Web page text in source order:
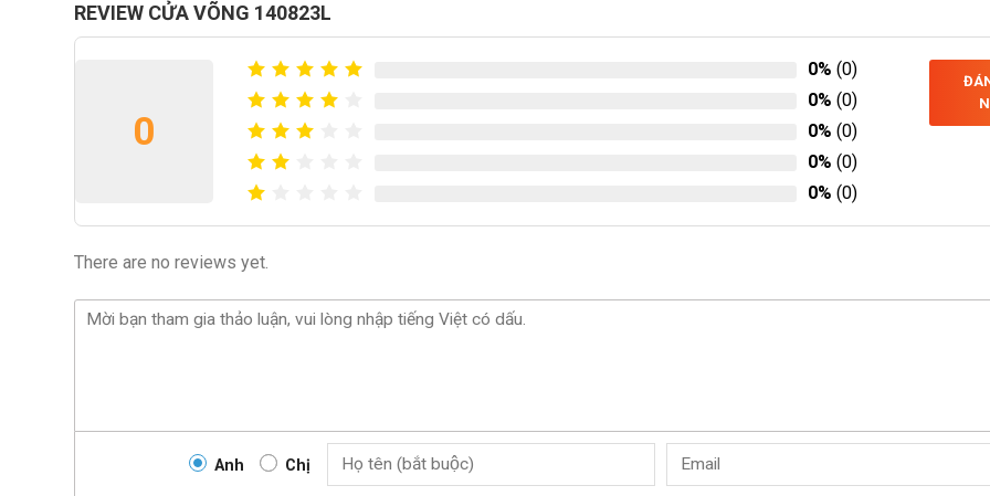
REVIEW CỬA VÕNG 140823L
0
0% (0)
0% (0)
0% (0)
0% (0)
0% (0)
There are no reviews yet.
Anh Chị